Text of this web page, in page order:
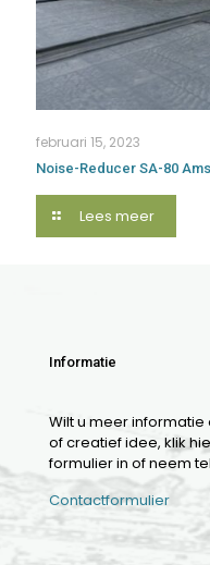
februari 15, 2023
Noise-Reducer SA-80
Lees meer
Informatie
Wilt u meer
of creatief idee, klik
formulier in of neem
Contactformulier